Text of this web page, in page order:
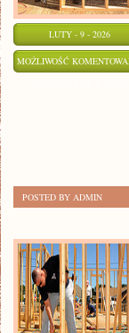
LUTY - 9 - 2026
MOŻLIWOŚĆ
POSTED BY ADMIN